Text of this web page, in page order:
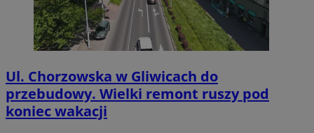
Ul. Chorzowska w Gliwicach do
przebudowy. Wielki remont ruszy pod
koniec wakacji